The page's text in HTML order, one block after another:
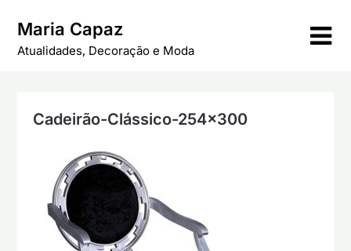
content
Maria Capaz
Atualidades, Decoração e Moda
Cadeirão-Clássico-254×300